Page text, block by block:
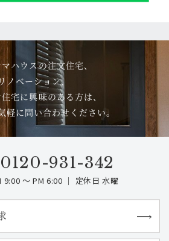
ハウスの注文住宅、
リノベーション、
宅に興味のある方は、
軽に問い合わせください。
0120-931-342
～ PM 6:00 ｜ 定休日 水曜